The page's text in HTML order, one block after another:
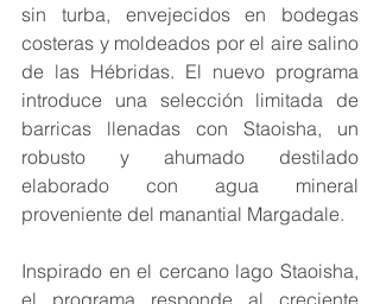
sin turba, envejecidos en bodegas
costeras y moldeados por el aire salino
de las Hébridas. El nuevo programa
introduce una selección limitada de
barricas llenadas con Staoisha, un
robusto y ahumado destilado
elaborado con agua mineral
proveniente del manantial Margadale.
Inspirado en el cercano lago Staoisha,
el programa responde al creciente